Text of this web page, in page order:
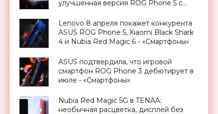
улучшенная версия ROG Phone 5 с
Lenovo 8 апреля покажет конкурента
ASUS ROG Phone 5, Xiaomi Black Shark
4 и Nubia Red Magic 6 - «Смартфоны»
ASUS подтвердила, что игровой
смартфон ROG Phone 3 дебютирует в
июле - «Смартфоны»
Nubia Red Magic 5G в TENAA:
необычная расцветка, дисплей без